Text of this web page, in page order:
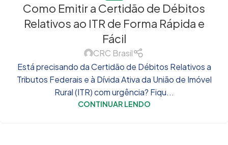
Como Emitir a Certidão de Débitos
Relativos ao ITR de Forma Rápida e
Fácil
CRC Brasil
Está precisando da Certidão de Débitos Relativos a
Tributos Federais e à Dívida Ativa da União de Imóvel
Rural (ITR) com urgência? Fiqu...
CONTINUAR LENDO